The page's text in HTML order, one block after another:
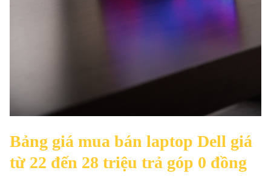
Bảng giá mua bán laptop Dell giá
từ 22 đến 28 triệu trả góp 0 đồng